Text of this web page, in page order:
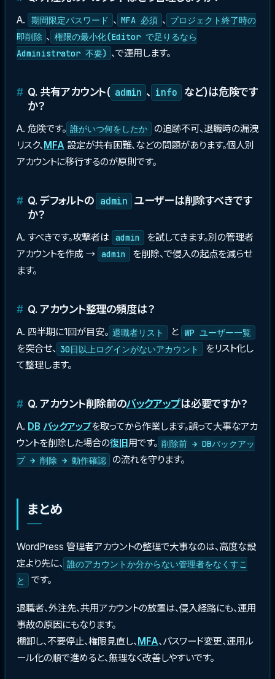
A. 期間限定パスワード 、 MFA 必須 、 プロジェクト終了時の
即削除 、 権限の最小化(Editor で足りるなら
Administrator 不要) 、で運用します。
Q. 共有アカウント( admin 、 info
など)は危険です
か？
A. 危険です。 誰がいつ何をしたか
の追跡不可、退職時の漏洩
リスク、MFA 設定が共有困難、などの問題があります。個人別
アカウントに移行するのが原則です。
Q. デフォルトの admin ユーザーは削除すべきです
か？
A. すべきです。攻撃者は admin
を試してきます。別の管理者
アカウントを作成 → admin
を削除、で侵入の起点を減らせ
ます。
Q. アカウント整理の頻度は？
A. 四半期に1回が目安。 退職者リスト と WP ユーザー一覧
を突合せ、 30日以上ログインがないアカウント
をリスト化し
て整理します。
Q. アカウント削除前のバックアップは必要ですか？
A. DB バックアップを取ってから作業します。誤って大事なアカ
ウントを削除した場合の復旧 用です。 削除前 → DBバックアッ
プ → 削除 → 動作確認
の流れを守ります。
まとめ
WordPress 管理者アカウントの整理で大事なのは、高度な設
定より先に、 誰のアカウントか分からない管理者をなくすこ
と
です。
退職者、外注先、共用アカウントの放置は、侵入経路にも、運用
事故の原因にもなります。
棚卸し、不要停止、権限見直し、 MFA、パスワード変更、運用ル
ール化の順で進めると、無理なく改善しやすいです。